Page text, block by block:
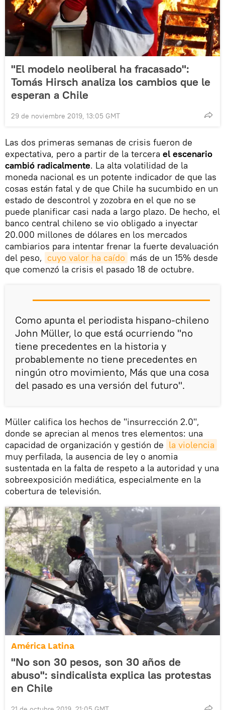
"El modelo neoliberal ha fracasado":
Tomás Hirsch analiza los cambios que le
esperan a Chile
29 de noviembre 2019, 13:05 GMT
Las dos primeras semanas de crisis fueron de
expectativa, pero a partir de la tercera el escenario
cambió radicalmente. La alta volatilidad de la
moneda nacional es un potente indicador de que las
cosas están fatal y de que Chile ha sucumbido en un
estado de descontrol y zozobra en el que no se
puede planificar casi nada a largo plazo. De hecho, el
banco central chileno se vio obligado a inyectar
20.000 millones de dólares en los mercados
cambiarios para intentar frenar la fuerte devaluación
del peso, cuyo valor ha caído más de un 15% desde
que comenzó la crisis el pasado 18 de octubre.
Como apunta el periodista hispano-chileno
John Müller, lo que está ocurriendo "no
tiene precedentes en la historia y
probablemente no tiene precedentes en
ningún otro movimiento, Más que una cosa
del pasado es una versión del futuro".
Müller califica los hechos de "insurrección 2.0",
donde se aprecian al menos tres elementos: una
capacidad de organización y gestión de la violencia
muy perfilada, la ausencia de ley o anomia
sustentada en la falta de respeto a la autoridad y una
sobreexposición mediática, especialmente en la
cobertura de televisión.
América Latina
"No son 30 pesos, son 30 años de
abuso": sindicalista explica las protestas
en Chile